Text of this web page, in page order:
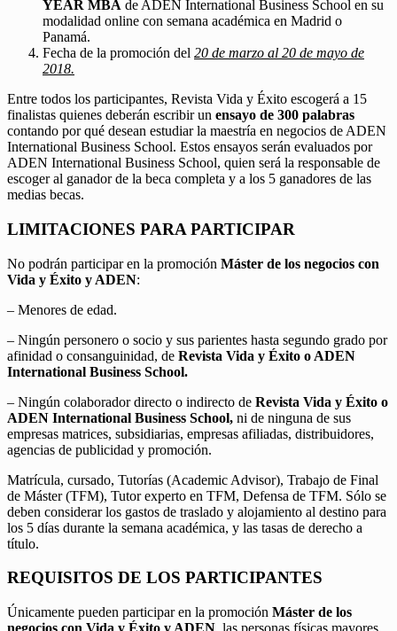
YEAR MBA de ADEN International Business School en su
modalidad online con semana académica en Madrid o
Panamá.
Fecha de la promoción del 20 de marzo al 20 de mayo de
2018.
Entre todos los participantes, Revista Vida y Éxito escogerá a 15
finalistas quienes deberán escribir un ensayo de 300 palabras
contando por qué desean estudiar la maestría en negocios de ADEN
International Business School. Estos ensayos serán evaluados por
ADEN International Business School, quien será la responsable de
escoger al ganador de la beca completa y a los 5 ganadores de las
medias becas.
LIMITACIONES PARA PARTICIPAR
No podrán participar en la promoción Máster de los negocios con
Vida y Éxito y ADEN:
– Menores de edad.
– Ningún personero o socio y sus parientes hasta segundo grado por
afinidad o consanguinidad, de Revista Vida y Éxito o ADEN
International Business School.
– Ningún colaborador directo o indirecto de Revista Vida y Éxito o
ADEN International Business School, ni de ninguna de sus
empresas matrices, subsidiarias, empresas afiliadas, distribuidores,
agencias de publicidad y promoción.
Matrícula, cursado, Tutorías (Academic Advisor), Trabajo de Final
de Máster (TFM), Tutor experto en TFM, Defensa de TFM. Sólo se
deben considerar los gastos de traslado y alojamiento al destino para
los 5 días durante la semana académica, y las tasas de derecho a
título.
REQUISITOS DE LOS PARTICIPANTES
Únicamente pueden participar en la promoción Máster de los